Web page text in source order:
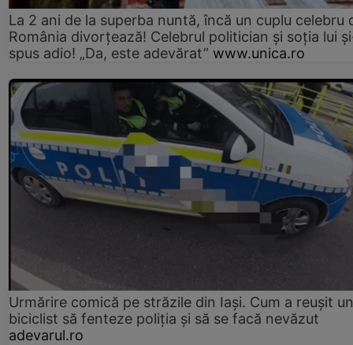
La 2 ani de la superba nuntă, încă un cuplu celebru
România divorțează! Celebrul politician și soția lui
spus adio! „Da, este adevărat” www.unica.ro
Urmărire comică pe străzile din Iași. Cum a reușit un
biciclist să fenteze poliția și să se facă nevăzut
adevarul.ro